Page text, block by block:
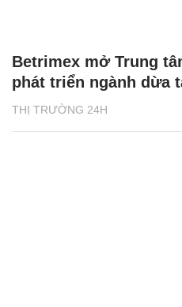
THỊ TRƯỜNG 24H
Betrimex mở Trung
phát triển ngành dừa